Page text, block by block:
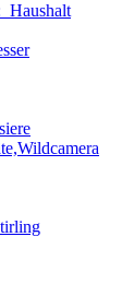
Haushalt